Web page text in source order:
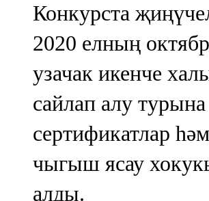
Конкурста
2020 елның
узачак икенче
сайлап алу турына
сертификатлар һәм
чыгыш ясау
алды.